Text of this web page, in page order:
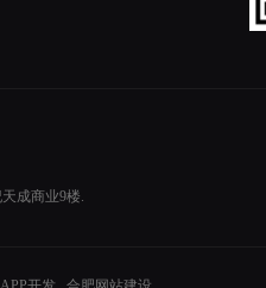
成商业9楼.